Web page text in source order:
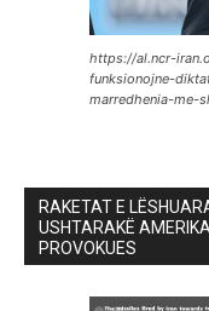
https://al.ncr-
funksionojne-
marredhenia-me-
RAKETAT E
USHTARAKË
PROVOKUES